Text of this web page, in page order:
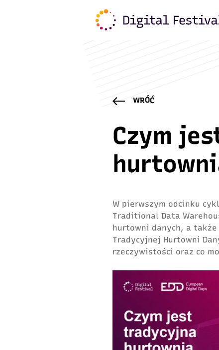
WRÓĆ
Czym
W pierwszym odcinku
Traditional Data
hurtowni danych, a
Tradycyjnej Hurtowni
rzeczywistości oraz co